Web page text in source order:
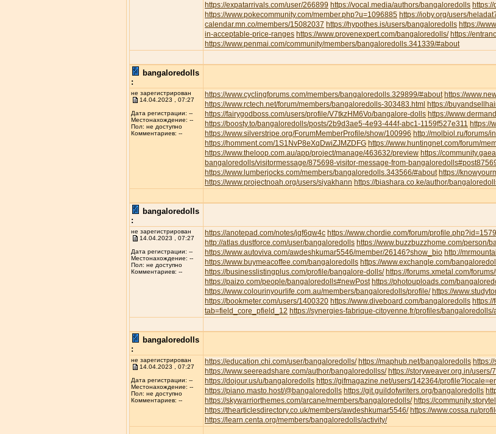
https://expatarrivals.com/user/266899 https://vocal.media/authors/bangaloredolls
https://www.pokecommunity.com/member.php?u=1096885 https://ioby.org/users/
calendar.mn.co/members/15082037 https://hypothes.is/users/bangaloredolls https://
in-acceptable-price-ranges https://www.provenexpert.com/bangaloredolls/ https://
https://www.penmai.com/community/members/bangaloredolls.341339/#about
bangaloredolls
:
не зарегистрирован
14.04.2023 , 07:27
Дата регистрации: --
Местонахождение: --
Пол: не доступно
Комментариев: --
https://www.cyclingforums.com/members/bangaloredolls.329899/#about https://
https://www.rctech.net/forum/members/bangaloredolls-303483.html https://
https://fairygodboss.com/users/profile/V7tkzHM6Vo/bangalore-dolls https://
https://boosty.to/bangaloredolls/posts/2b9d3ae5-4e93-444f-abc1-1159f527e311 https://
https://www.silverstripe.org/ForumMemberProfile/show/100996 http://molbiol.ru/forums/
https://homment.com/1S1NvP8eXqDwiZJMZDFG https://www.huntingnet.com/forum/
https://www.theloop.com.au/app/project/manage/463632/preview https://
bangaloredolls/visitormessage/875698-visitor-message-from-
https://www.lumberjocks.com/members/bangaloredolls.343566/#about https://
https://www.projectnoah.org/users/siyakhann https://biashara.co.ke/author/
bangaloredolls
:
не зарегистрирован
14.04.2023 , 07:27
Дата регистрации: --
Местонахождение: --
Пол: не доступно
Комментариев: --
https://anotepad.com/notes/jqf6qw4c https://www.chordie.com/forum/
http://atlas.dustforce.com/user/bangaloredolls https://www.buzzbuzzhome.com/person/
https://www.autoviva.com/awdeshkumar5546/member/26146?show_bio http://
https://www.buymeacoffee.com/bangaloredolls https://www.exchangle.com/
https://businesslistingplus.com/profile/bangalore-dolls/ https://forums.xmetal.com/
https://paizo.com/people/bangaloredolls#newPost https://photouploads.com/
https://www.colourinyourlife.com.au/members/bangaloredolls/profile/ https://
https://bookmeter.com/users/1400320 https://www.diveboard.com/bangaloredolls
tab=field_core_pfield_12 https://synergies-fabrique-citoyenne.fr/profiles/
bangaloredolls
:
не зарегистрирован
14.04.2023 , 07:27
Дата регистрации: --
Местонахождение: --
Пол: не доступно
Комментариев: --
https://education.chi.com/user/bangaloredolls/ https://maphub.net/bangaloredolls
https://www.seereadshare.com/author/bangaloredollss/ https://storyweaver.org.in/users/
https://dojour.us/u/bangaloredolls https://gifmagazine.net/users/142364/
https://piano.masto.host/@bangaloredolls https://git.guildofwriters.org/bangaloredolls
https://skywarriorthemes.com/arcane/members/bangaloredolls/ https://
https://thearticlesdirectory.co.uk/members/awdeshkumar5546/ https://www.cossa.ru/
https://learn.centa.org/members/bangaloredolls/activity/